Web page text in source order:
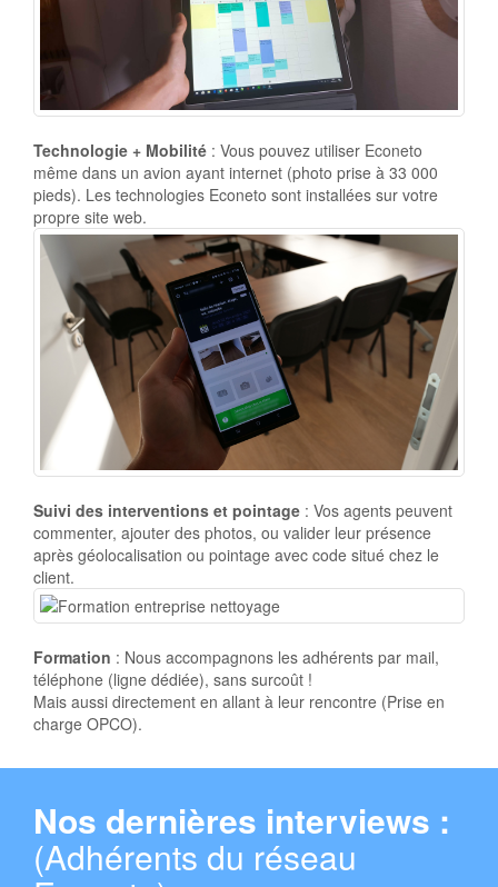
Technologie + Mobilité : Vous pouvez utiliser Econeto
même dans un avion ayant internet (photo prise à 33 000
pieds). Les technologies Econeto sont installées sur votre
propre site web.
Suivi des interventions et pointage : Vos agents peuvent
commenter, ajouter des photos, ou valider leur présence
après géolocalisation ou pointage avec code situé chez le
client.
Formation : Nous accompagnons les adhérents par mail,
téléphone (ligne dédiée), sans surcoût !
Mais aussi directement en allant à leur rencontre (Prise en
charge OPCO).
Nos dernières interviews :
(Adhérents du réseau